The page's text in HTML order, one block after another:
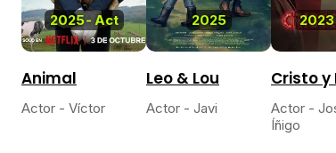
2025-Act
Animal
Actor - Víctor
2025
Leo & Lou
Actor - Javi
2023
Cristo y
Actor -
Íñigo